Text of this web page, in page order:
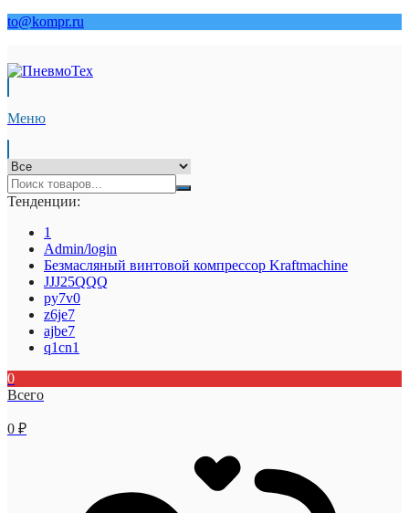
to@kompr.ru
Меню
Тенденции:
1
Admin/login
Безмасляный винтовой компрессор Kraftmaсhine
JJJ25QQQ
py7v0
z6je7
ajbe7
q1cn1
0
Всего
0 ₽